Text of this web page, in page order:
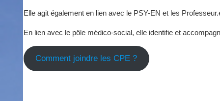
Elle agit également en lien avec le PSY-EN et les
En lien avec le pôle médico-social, elle identifie et
Comment joindre les CPE ?